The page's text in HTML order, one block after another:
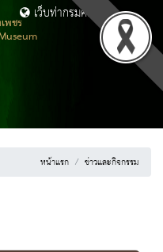
พชร เว็บท่ากรมศิลปากร
หน้าแรก ข่าวและกิจกรรม